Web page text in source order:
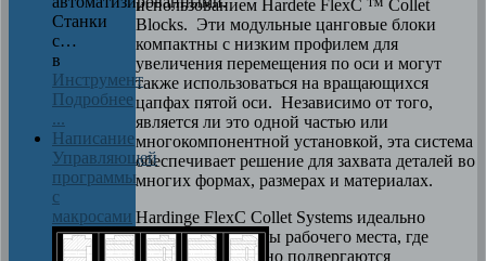
использованием Hardete FlexC ™ Collet
Blocks. Эти модульные цанговые блоки
компактны с низким профилем для
увеличения перемещения по оси и могут
также использоваться на вращающихся
цапфах пятой оси. Независимо от того,
является ли это одной частью или
многокомпонентной установкой, эта система
обеспечивает решение для захвата деталей во
многих формах, размерах и материалах.
Hardinge FlexC Collet Systems идеально
подходят для среды рабочего места, где
машины ежедневно подвергаются
Станки
с…
в
Инструмент
Подробнее
...
Написание
Управляющей
программы
с
макросами